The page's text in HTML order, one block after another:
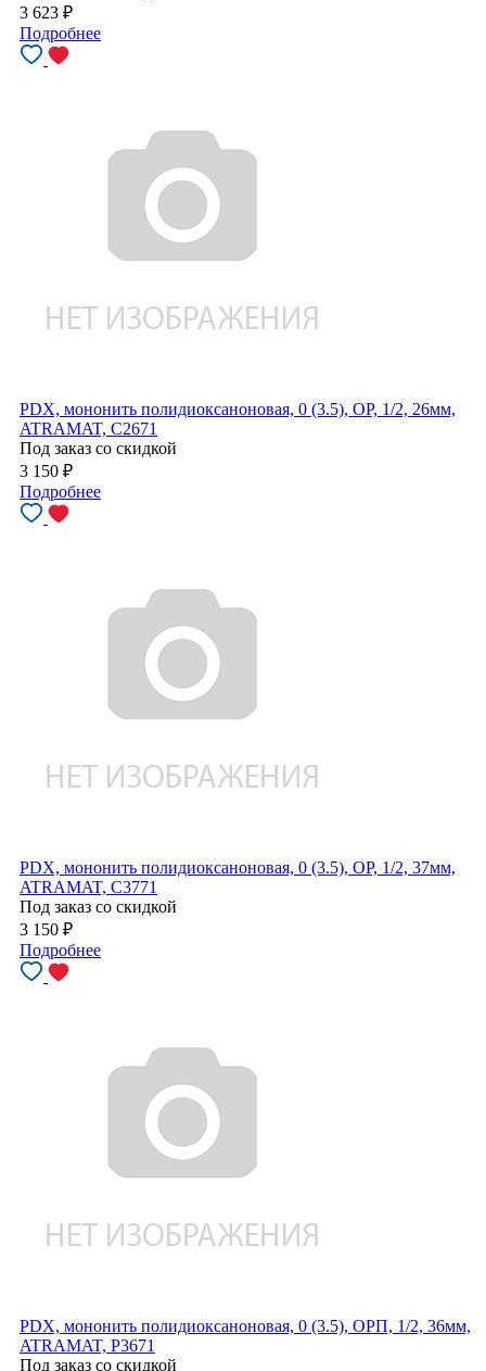
3 623 ₽
Подробнее
PDX, мононить полидиоксаноновая, 0 (3.5), ОР, 1/2, 26мм,
ATRAMAT, C2671
Под заказ со скидкой
3 150 ₽
Подробнее
PDX, мононить полидиоксаноновая, 0 (3.5), ОР, 1/2, 37мм,
ATRAMAT, C3771
Под заказ со скидкой
3 150 ₽
Подробнее
PDX, мононить полидиоксаноновая, 0 (3.5), ОРП, 1/2, 36мм,
ATRAMAT, P3671
Под заказ со скидкой